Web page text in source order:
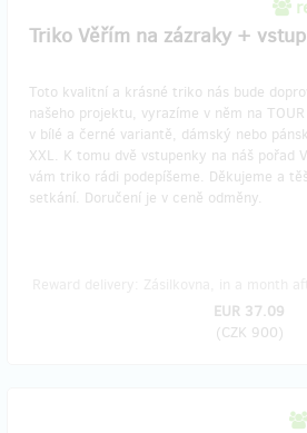
Triko Věřím na zázraky +
Toto kvalitní a krásné triko nás bude
našeho projektu, vyrazíme v něm na
v bílé a černé variantě, dámský nebo
XXL. K tomu dvě vstupenky na náš pořad
vám triko rádi podepíšeme. Děkujeme a
setkání. Doručení je v ceně odměny.
EUR 37.09
(CZK 900)